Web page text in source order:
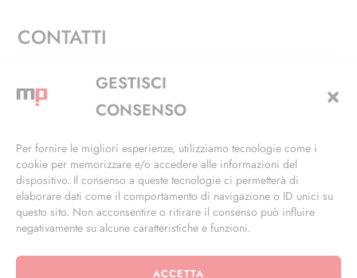
GESTISCI
CONSENSO
Per fornire le migliori esperienze, utilizziamo tecnologie come i
cookie per memorizzare e/o accedere alle informazioni del
dispositivo. Il consenso a queste tecnologie ci permetterà di
elaborare dati come il comportamento di navigazione o ID unici su
questo sito. Non acconsentire o ritirare il consenso può influire
negativamente su alcune caratteristiche e funzioni.
ACCETTA
CONTATTI
Via Alfieri, 27 - Trezzano Sul Naviglio (MI)
+39 02 4846 3155
info@masterphil.it